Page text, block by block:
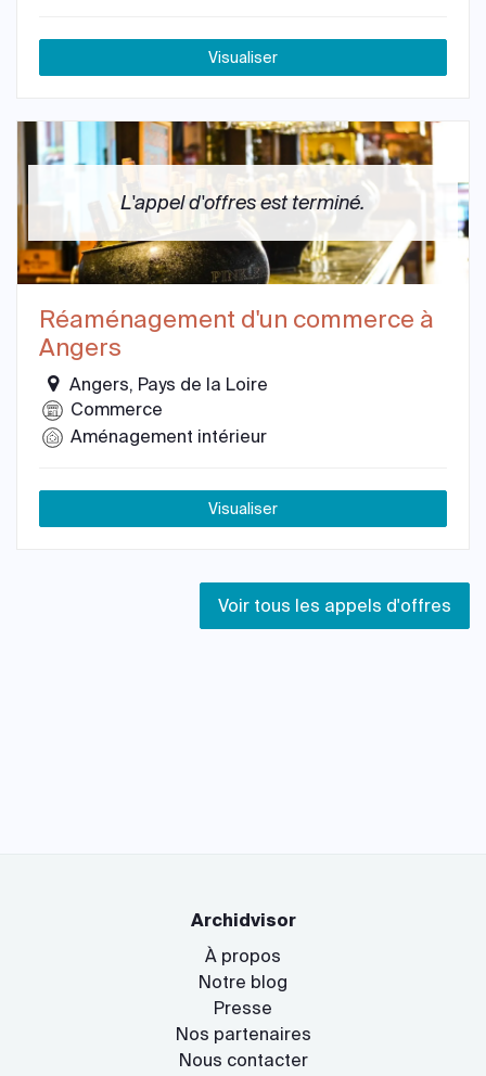
Visualiser
L'appel d'offres est terminé.
Réaménagement d'un commerce à
Angers
Angers, Pays de la Loire
Commerce
Aménagement intérieur
Visualiser
Voir tous les appels d'offres
Archidvisor
À propos
Notre blog
Presse
Nos partenaires
Nous contacter